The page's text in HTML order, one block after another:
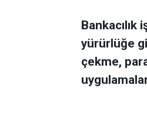
yürürlüğe
çekme,